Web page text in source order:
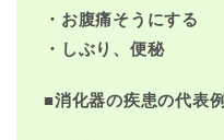
・お腹痛そうにする
・しぶり、便秘
■消化器の疾患の代表例